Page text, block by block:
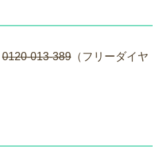
0120-013-389 （フリーダイヤ